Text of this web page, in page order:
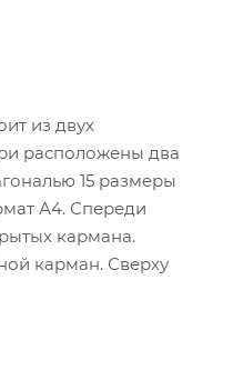
из двух
расположены два
15 размеры
А4. Спереди
кармана.
карман. Сверху